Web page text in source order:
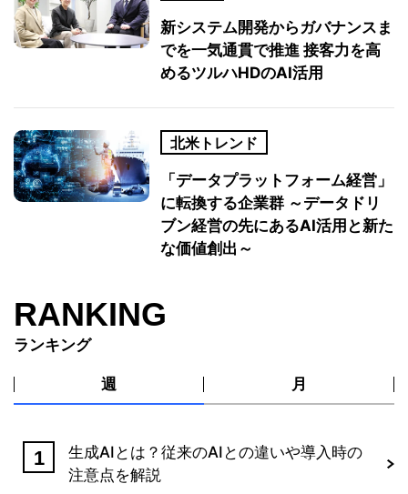
新システム開発からガバナンスま
でを一気通貫で推進 接客力を高
めるツルハHDのAI活用
北米トレンド
「データプラットフォーム経営」
に転換する企業群 ～データドリ
ブン経営の先にあるAI活用と新た
な価値創出～
RANKING
ランキング
週 月
生成AIとは？従来のAIとの違いや導入時の
注意点を解説